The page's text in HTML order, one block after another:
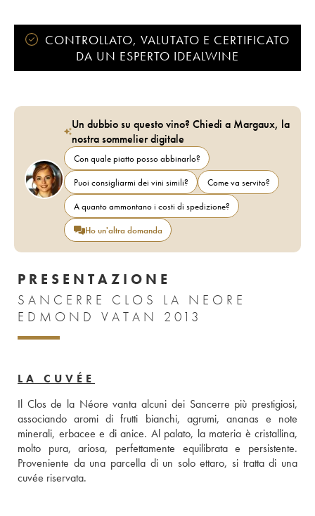
CONTROLLATO, VALUTATO E CERTIFICATO
DA UN ESPERTO IDEALWINE
Un dubbio su questo vino? Chiedi a Margaux, la
nostra sommelier digitale
Con quale piatto posso abbinarlo?
Puoi consigliarmi dei vini simili?
Come va servito?
A quanto ammontano i costi di spedizione?
Ho un'altra domanda
PRESENTAZIONE
SANCERRE CLOS LA NEORE
EDMOND VATAN 2013
LA CUVÉE
Il Clos de la Néore vanta alcuni dei Sancerre più prestigiosi,
associando aromi di frutti bianchi, agrumi, ananas e note
minerali, erbacee e di anice. Al palato, la materia è cristallina,
molto pura, ariosa, perfettamente equilibrata e persistente.
Proveniente da una parcella di un solo ettaro, si tratta di una
cuvée riservata.